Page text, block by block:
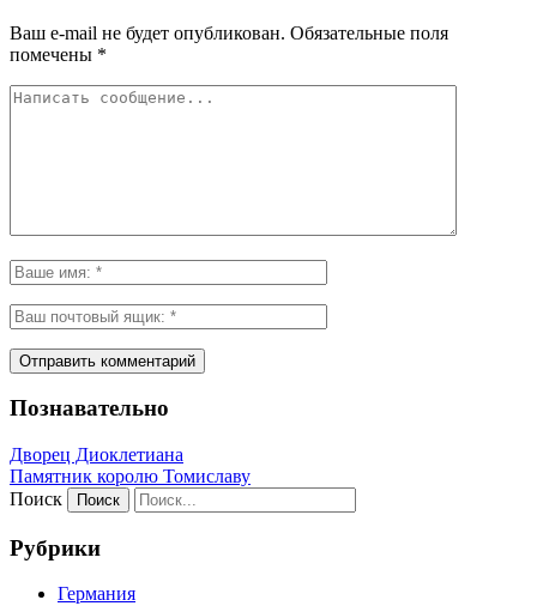
Ваш e-mail не будет опубликован. Обязательные поля
помечены *
Познавательно
Дворец Диоклетиана
Памятник королю Томиславу
Поиск
Рубрики
Германия